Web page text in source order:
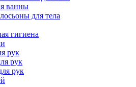
ванны
для тела
гигиена
рук
рук
рук